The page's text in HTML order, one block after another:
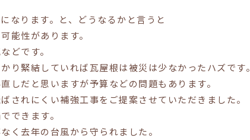
なります。と、どうなるかと言うと
能性があります。
どです。
り緊結していれば瓦屋根は被災は少なかったハズです。
しだと思いますが予算などの問題もあります。
されにくい補強工事をご提案させていただきました。
できます。
く去年の台風から守られました。